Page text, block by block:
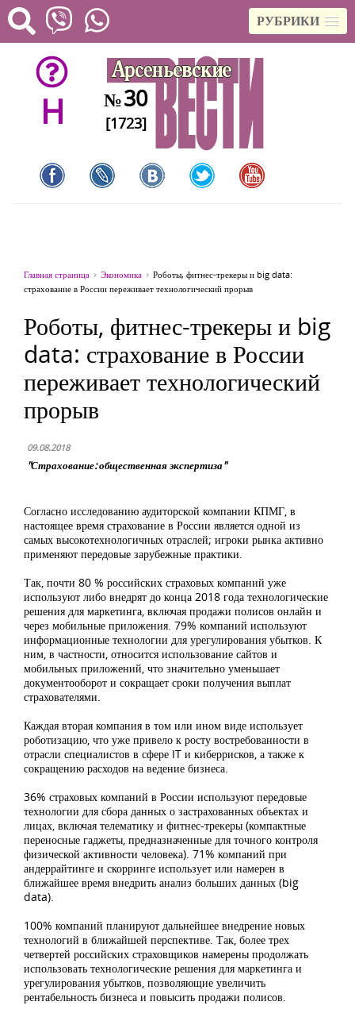
РУБРИКИ
H №30
[1723]
Главная страница Экономика
Роботы, фитнес-трекеры и big data:
страхование в России переживает технологический прорыв
Роботы, фитнес-трекеры и big
data: страхование в России
переживает технологический
прорыв
09.08.2018
"Страхование: общественная экспертиза"
Согласно исследованию аудиторской компании КПМГ, в
настоящее время страхование в России является одной из
самых высокотехнологичных отраслей; игроки рынка активно
применяют передовые зарубежные практики.
Так, почти 80 % российских страховых компаний уже
используют либо внедрят до конца 2018 года технологические
решения для маркетинга, включая продажи полисов онлайн и
через мобильные приложения. 79% компаний используют
информационные технологии для урегулирования убытков. К
ним, в частности, относится использование сайтов и
мобильных приложений, что значительно уменьшает
документооборот и сокращает сроки получения выплат
страхователями.
Каждая вторая компания в том или ином виде использует
роботизацию, что уже привело к росту востребованности в
отрасли специалистов в сфере IT и киберрисков, а также к
сокращению расходов на ведение бизнеса.
36% страховых компаний в России используют передовые
технологии для сбора данных о застрахованных объектах и
лицах, включая телематику и фитнес-трекеры (компактные
переносные гаджеты, предназначенные для точного контроля
физической активности человека). 71% компаний при
андеррайтинге и скорринге использует или намерен в
ближайшее время внедрить анализ больших данных (big
data).
100% компаний планируют дальнейшее внедрение новых
технологий в ближайшей перспективе. Так, более трех
четвертей российских страховщиков намерены продолжать
использовать технологические решения для маркетинга и
урегулирования убытков, позволяющие увеличить
рентабельность бизнеса и повысить продажи полисов.